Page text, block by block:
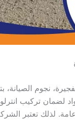
نجوم الصيانة،
لضمان تركيب
لذلك تعتبر